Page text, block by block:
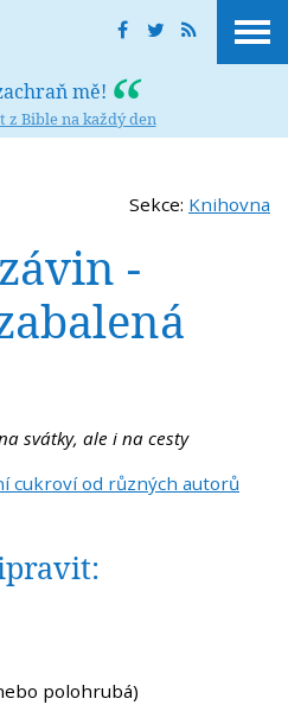
mě!
z Bible na každý den
Sekce: Knihovna
-
svátky, ale i na cesty
cukroví od různých autorů
polohrubá)